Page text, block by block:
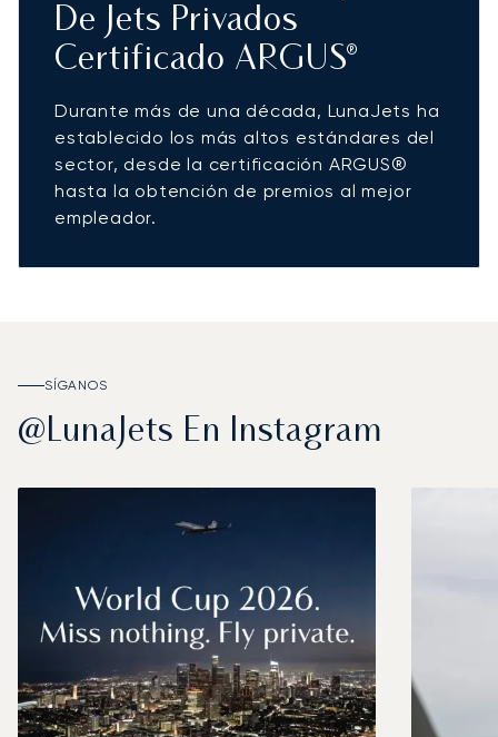
De Jets Privados
Certificado ARGUS®
Durante más de una década, LunaJets ha
establecido los más altos estándares del
sector, desde la certificación ARGUS®
hasta la obtención de premios al mejor
empleador.
SÍGANOS
@LunaJets En Instagram